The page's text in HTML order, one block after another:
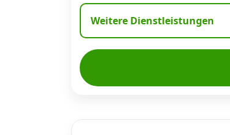
Weitere Dienstleistungen